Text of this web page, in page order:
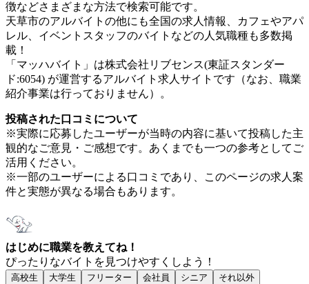
徴などさまざまな方法で検索可能です。
天草市のアルバイトの他にも全国の求人情報、カフェやアパ
レル、イベントスタッフのバイトなどの人気職種も多数掲
載！
「マッハバイト」は株式会社リブセンス(東証スタンダー
ド:6054) が運営するアルバイト求人サイトです（なお、職業
紹介事業は行っておりません）。
投稿された口コミについて
※実際に応募したユーザーが当時の内容に基いて投稿した主
観的なご意見・ご感想です。あくまでも一つの参考としてご
活用ください。
※一部のユーザーによる口コミであり、このページの求人案
件と実態が異なる場合もあります。
はじめに職業を教えてね！
ぴったりなバイトを見つけやすくしよう！
高校生 大学生 フリーター 会社員 シニア
それ以外